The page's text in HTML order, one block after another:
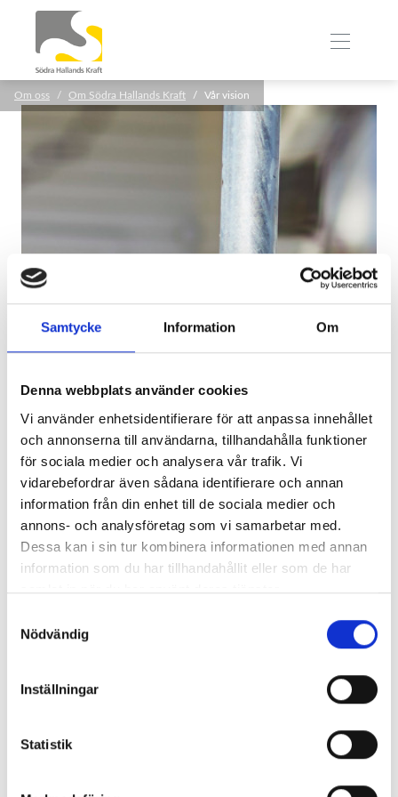
Samtycke Information Om
Denna webbplats använder cookies
Vi använder enhetsidentifierare för att anpassa innehållet
och annonserna till användarna, tillhandahålla funktioner
för sociala medier och analysera vår trafik. Vi
vidarebefordrar även sådana identifierare och annan
information från din enhet till de sociala medier och
annons- och analysföretag som vi samarbetar med.
Dessa kan i sin tur kombinera informationen med annan
information som du har tillhandahållit eller som de har
samlat in när du har använt deras tjänster.
Nödvändig
Inställningar
Statistik
Om oss Om Södra Hallands Kraft Vår vision
Vår Vision
Vi vill göra våra kunders energivardag
enklare.
Vi vill göra våra kunders